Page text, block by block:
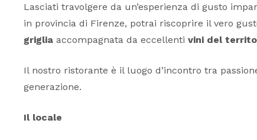
Lasciati travolgere da un’esperienza di gusto
in provincia di Firenze, potrai riscoprire il vero
griglia accompagnata da eccellenti vini del
Il nostro ristorante è il luogo d’incontro tra
generazione.
Il locale